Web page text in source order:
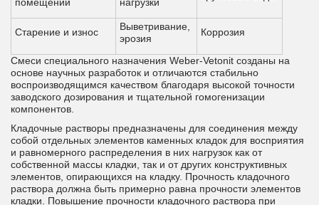
Старение и износ
Выветривание,
эрозия
Коррозия
Смеси специального назначения Weber-Vetonit созданы на
основе научных разработок и отличаются стабильно
воспроизводящимся качеством благодаря высокой точности
заводского дозирования и тщательной гомогенизации
компонентов.
Кладочные растворы предназначены для соединения между
собой отдельных элементов каменных кладок для восприятия
и равномерного распределения в них нагрузок как от
собственной массы кладки, так и от других конструктивных
элементов, опирающихся на кладку. Прочность кладочного
раствора должна быть примерно равна прочности элементов
кладки. Повышение прочности кладочного раствора при